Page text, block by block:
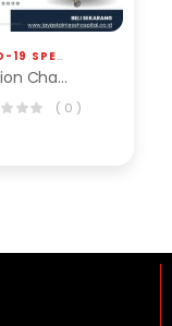
COVID-19 SPECIAL PRODUCT
Isolation Chamber Acrylic
( 0 )